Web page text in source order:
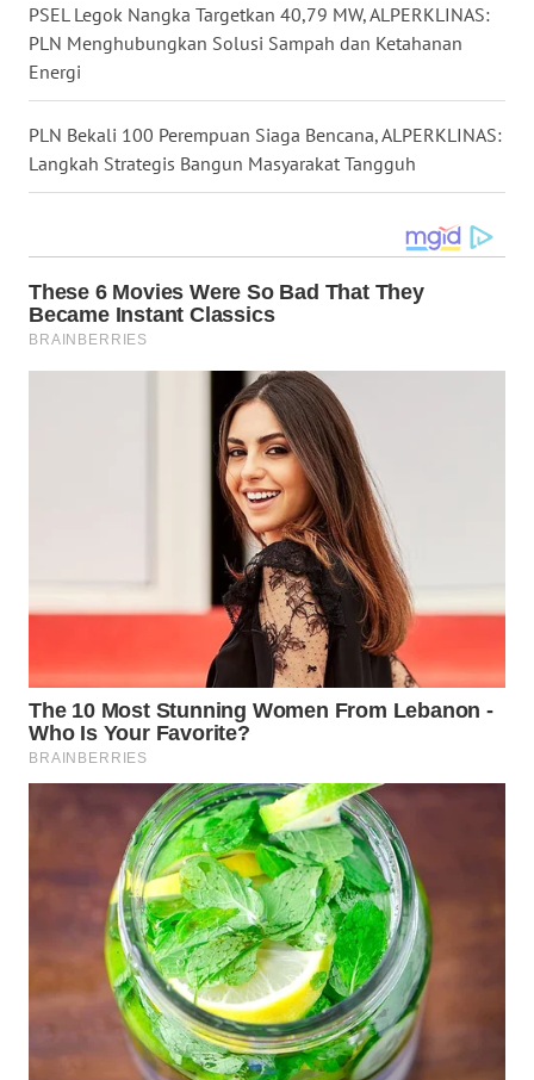
PSEL Legok Nangka Targetkan 40,79 MW, ALPERKLINAS:
PLN Menghubungkan Solusi Sampah dan Ketahanan
Energi
PLN Bekali 100 Perempuan Siaga Bencana, ALPERKLINAS:
Langkah Strategis Bangun Masyarakat Tangguh
WN
GORONTALO
SULUT
WN
MALUT
NIAS
WN
LANGKAT
WN
TAPANULI
SELATAN
TANJUNG
LESUNG
WN